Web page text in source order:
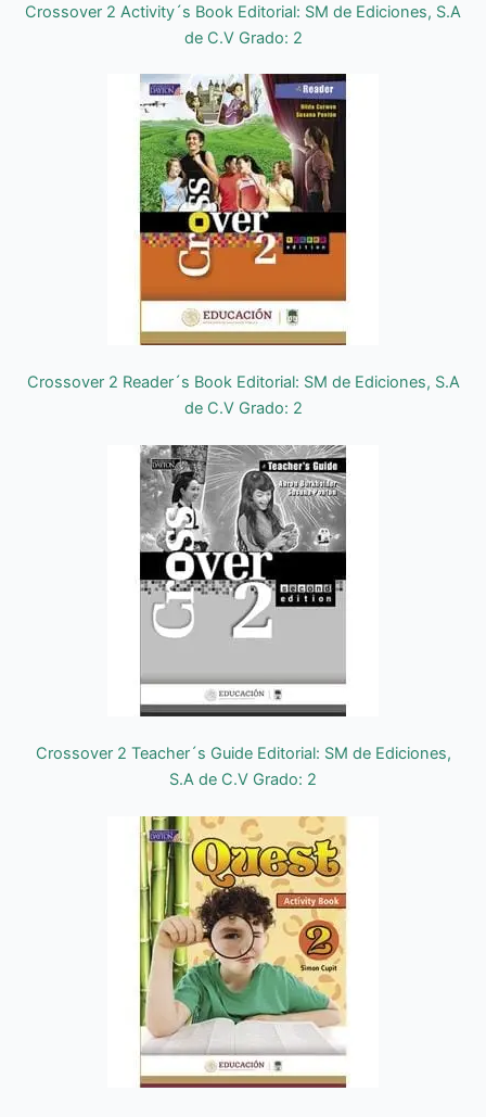
Crossover 2 Activity´s Book Editorial: SM de Ediciones, S.A
de C.V Grado: 2
Crossover 2 Reader´s Book Editorial: SM de Ediciones, S.A
de C.V Grado: 2
Crossover 2 Teacher´s Guide Editorial: SM de Ediciones,
S.A de C.V Grado: 2